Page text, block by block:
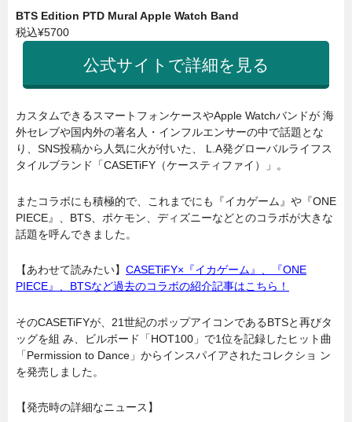
BTS Edition PTD Mural Apple Watch Band
税込¥5700
公式サイトで詳細を見る
カスタムできるスマートフォンケースやApple Watchバンドが 海
外セレブや国内外の著名人・インフルエンサーの中で話題とな
り、SNS投稿から人気に火が付いた、 L.A発グローバルライフス
タイルブランド「CASETiFY（ケースティファイ）」。
またコラボにも積極的で、これまでにも『イカゲーム』や『ONE
PIECE』、BTS、ポケモン、ディズニーなどとのコラボが大きな
話題を呼んできました。
【あわせて読みたい】 CASETiFY×『イカゲーム』、『ONE
PIECE』、BTSなど過去のコラボの紹介記事はこちら！
そのCASETiFYが、21世紀のポップアイコンであるBTSと再びタ
ッグを組 み、ビルボード「HOT100」で1位を記録したヒット曲
「Permission to Dance」からインスパイアされたコレクショ ン
を発売しました。
【発売時の詳細なニュース】